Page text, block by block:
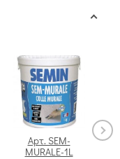
Арт. SEM-
MURALE-1L